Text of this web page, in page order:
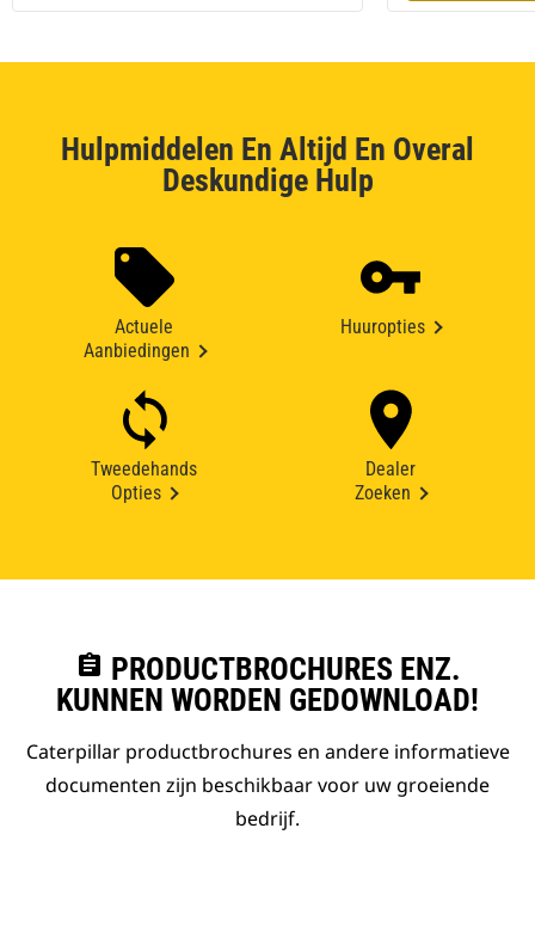
Hulpmiddelen En Altijd En Overal
Deskundige Hulp
Actuele
Aanbiedingen
Huuropties
Tweedehands
Opties
Dealer
Zoeken
assignment PRODUCTBROCHURES ENZ.
KUNNEN WORDEN GEDOWNLOAD!
Caterpillar productbrochures en andere informatieve
documenten zijn beschikbaar voor uw groeiende
bedrijf.